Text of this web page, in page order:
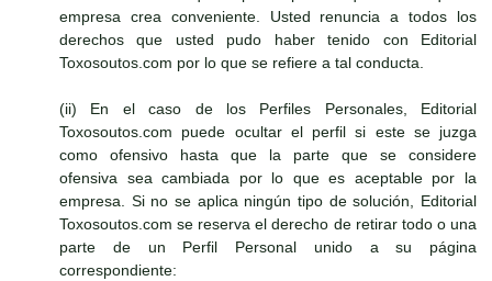
empresa crea conveniente. Usted renuncia a todos los
derechos que usted pudo haber tenido con Editorial
Toxosoutos.com por lo que se refiere a tal conducta.
(ii) En el caso de los Perfiles Personales, Editorial
Toxosoutos.com puede ocultar el perfil si este se juzga
como ofensivo hasta que la parte que se considere
ofensiva sea cambiada por lo que es aceptable por la
empresa. Si no se aplica ningún tipo de solución, Editorial
Toxosoutos.com se reserva el derecho de retirar todo o una
parte de un Perfil Personal unido a su página
correspondiente: